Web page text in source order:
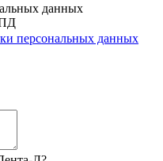
данных
ПД
персональных данных